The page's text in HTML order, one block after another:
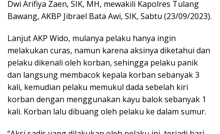
Dwi Arifiya Zaen, SIK, MH, mewakili Kapolres Tulang
Bawang, AKBP Jibrael Bata Awi, SIK, Sabtu (23/09/2023).
Lanjut AKP Wido, mulanya pelaku hanya ingin
melakukan curas, namun karena aksinya diketahui dan
pelaku dikenali oleh korban, sehingga pelaku panik
dan langsung membacok kepala korban sebanyak 3
kali, kemudian pelaku memukul dada sebelah kiri
korban dengan menggunakan kayu balok sebanyak 1
kali. Korban lalu dibuang oleh pelaku ke dalam sumur.